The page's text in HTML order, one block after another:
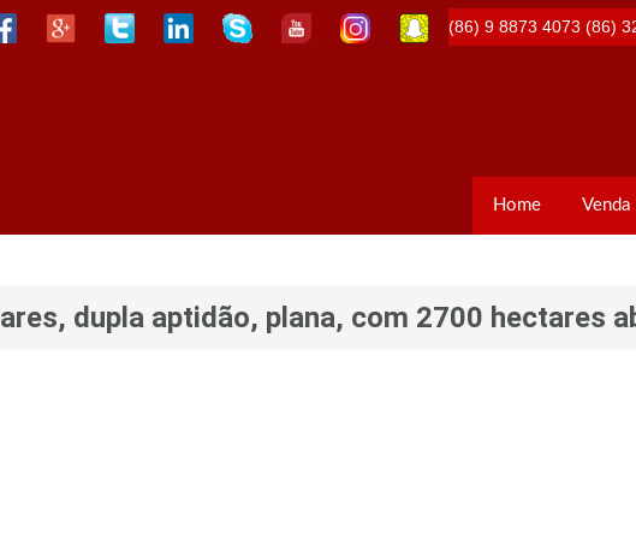
(86) 9 8873 4073 (86)
Home Venda
dupla aptidão, plana, com 2700 hectares